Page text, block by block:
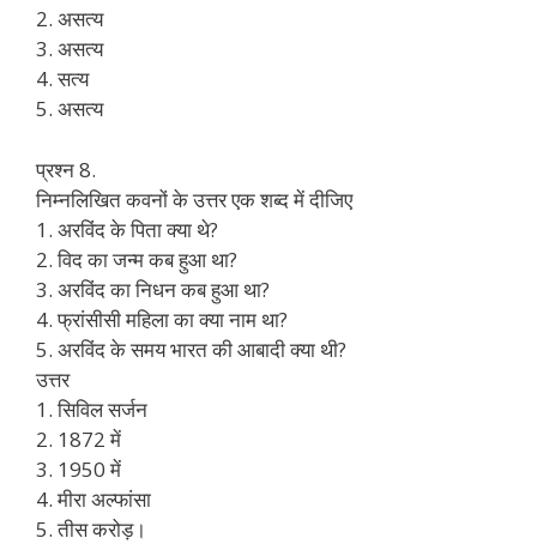
2. असत्य
3. असत्य
4. सत्य
5. असत्य
प्रश्न 8.
निम्नलिखित कवनों के उत्तर एक शब्द में दीजिए
1. अरविंद के पिता क्या थे?
2. विद का जन्म कब हुआ था?
3. अरविंद का निधन कब हुआ था?
4. फ्रांसीसी महिला का क्या नाम था?
5. अरविंद के समय भारत की आबादी क्या थी?
उत्तर
1. सिविल सर्जन
2. 1872 में
3. 1950 में
4. मीरा अल्फांसा
5. तीस करोड़।